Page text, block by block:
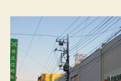
っ
て
い
ま
す。
へ